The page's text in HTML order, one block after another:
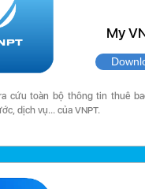
My
cứu toàn bộ thông tin thuê
dịch vụ… của VNPT.